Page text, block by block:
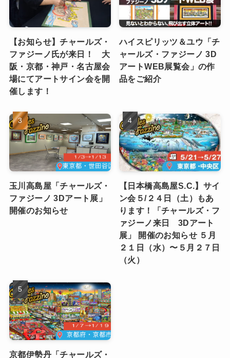
【お知らせ】チャールズ・
ファジーノ氏が来日！ 大
阪・京都・神戸・名古屋会
場にてアートサイン会を開
催します！
ハイスピリッツ＆ユウ「チ
ャールズ・ファジーノ 3D
アートWEB展覧会」の作
品をご紹介
玉川高島屋「チャールズ・
ファジーノ 3Dアート展」
開催のお知らせ
【日本橋高島屋S.C.】サイ
ン会５/２４日（土）もあ
ります！「チャールズ・フ
ァジーノ来日 3Dアート
展」 開催のお知らせ ５月
２１日（水）〜５月２７日
（火）
京都伊勢丹「チャールズ・